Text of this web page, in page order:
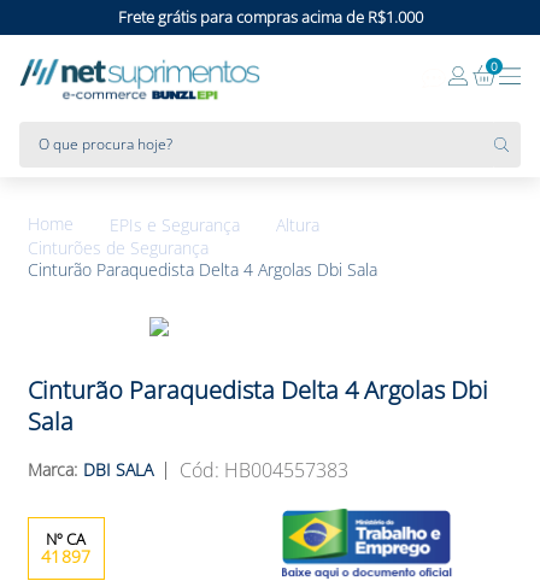
Frete grátis para compras acima de R$1.000
0
EPIs e Segurança
Altura
Cinturões de Segurança
Cinturão Paraquedista Delta 4 Argolas Dbi Sala
Cinturão Paraquedista Delta 4 Argolas Dbi
Sala
DBI SALA : HB004557383
41897